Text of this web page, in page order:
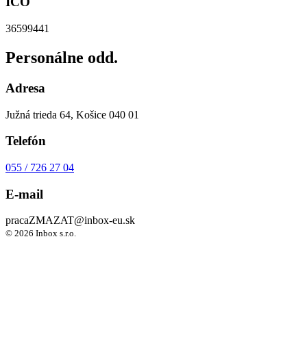
36599441
Personálne odd.
Adresa
Južná trieda 64, Košice 040 01
Telefón
055 / 726 27 04
E-mail
pracaZMAZAT@inbox-eu.sk
© 2026 Inbox s.r.o.